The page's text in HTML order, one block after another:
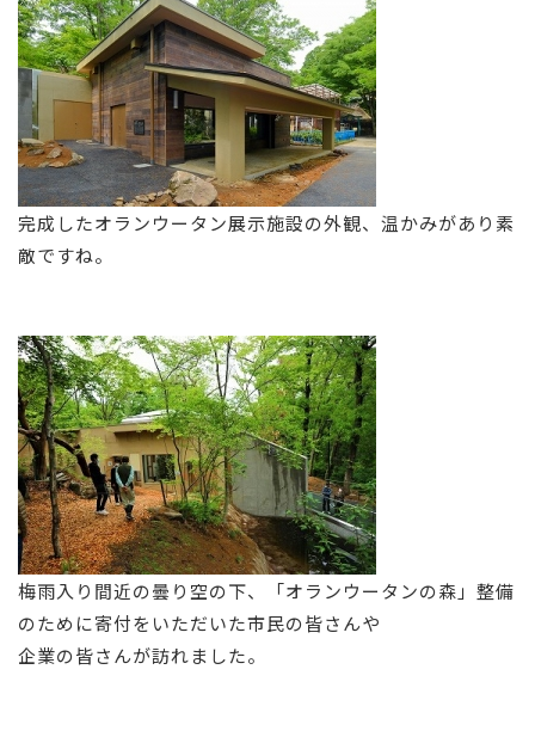
完成したオランウータン展示施設の外観、温かみがあり素
敵ですね。
梅雨入り間近の曇り空の下、「オランウータンの森」整備
のために寄付をいただいた市民の皆さんや
企業の皆さんが訪れました。